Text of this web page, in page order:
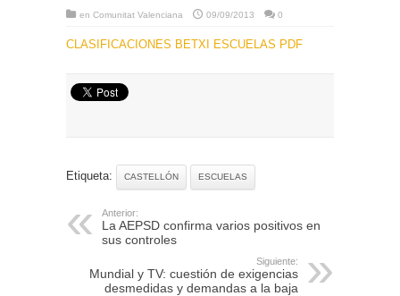
en Comunitat Valenciana 09/09/2013 0
CLASIFICACIONES BETXI ESCUELAS PDF
Etiqueta: CASTELLÓN ESCUELAS
Anterior:
La AEPSD confirma varios positivos en
sus controles
Siguiente:
Mundial y TV: cuestión de exigencias
desmedidas y demandas a la baja